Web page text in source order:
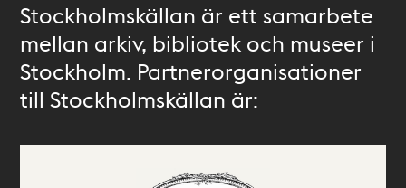
Stockholmskällan är ett samarbete
mellan arkiv, bibliotek och museer i
Stockholm. Partnerorganisationer
till Stockholmskällan är: